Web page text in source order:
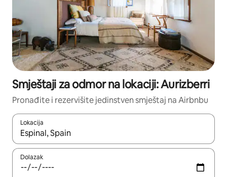
Smještaji za odmor na lokaciji: Aurizberri
Pronađite i rezervišite jedinstven smještaj na Airbnbu
Lokacija
Kad rezultati budu dostupni, krećite se gore i dolje pomoću
Dolazak